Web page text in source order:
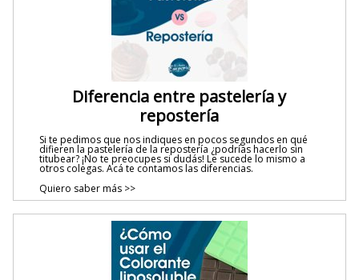
Diferencia entre pastelería y
repostería
Si te pedimos que nos indiques en pocos segundos en qué
difieren la pastelería de la repostería ¿podrías hacerlo sin
titubear? ¡No te preocupes si dudás! Le sucede lo mismo a
otros colegas. Acá te contamos las diferencias.
Quiero saber más >>